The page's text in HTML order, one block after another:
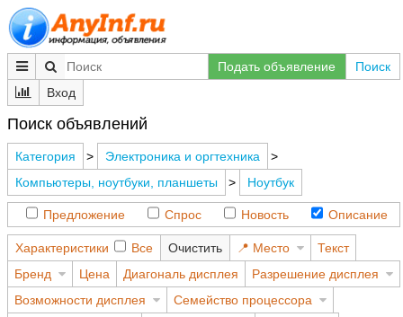
Подать объявление
Поиск
Вход
Поиск объявлений
Категория > Электроника и оргтехника
>
Компьютеры, ноутбуки, планшеты
> Ноутбук
Предложение Спрос Новость Описание
Характеристики Все Очистить Место
Текст
Бренд
Цена Диагональ дисплея
Разрешение дисплея
Возможности дисплея
Семейство процессора